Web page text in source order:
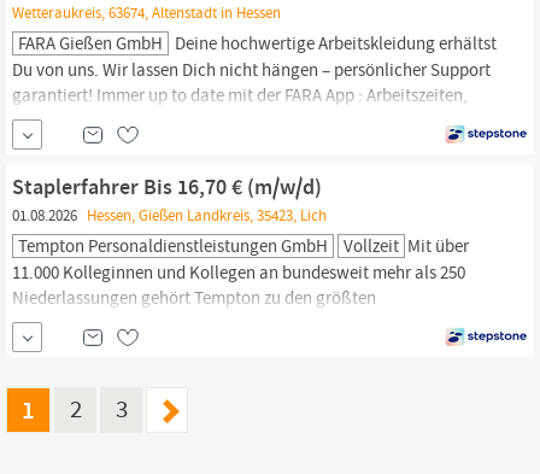
Wetteraukreis, 63674, Altenstadt in Hessen
FARA Gießen GmbH Deine hochwertige Arbeitskleidung erhältst
Du von uns. Wir lassen Dich nicht hängen – persönlicher Support
garantiert! Immer up to date mit der FARA App : Arbeitszeiten,
News, Lohnabrechnungen, Dokumente – alles direkt auf s Handy!
Übernahme? Deine Performance entscheidet – liefere ab und
mach‘s fest! Klingt gut? Finden wir auch! In Deinem Job als
Staplerfahrer
Staplerfahrer Bis 16,70 € (m/w/d)
01.08.2026 Hessen, Gießen Landkreis, 35423, Lich
Tempton Personaldienstleistungen GmbH Vollzeit Mit über
11.000 Kolleginnen und Kollegen an bundesweit mehr als 250
Niederlassungen gehört Tempton zu den größten
Personaldienstleistern Deutschlands. Unser gemeinsames Ziel:
motivierte Jobsuchende und Unternehmen, die personelle
16,70 € (m/w/d) Wir suchen ab sofort motivierte
1 2 3